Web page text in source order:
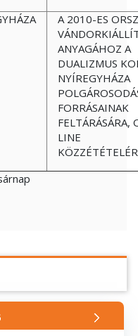
A 2010-ES
ANYAGÁHOZ A
DUALIZMUS
NYÍREGYHÁZA
FORRÁSAINAK
FELTÁRÁSÁRA,
LINE